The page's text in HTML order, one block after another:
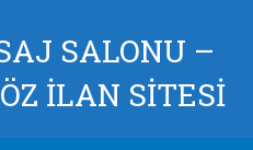
SALONU –
İLAN SİTESİ